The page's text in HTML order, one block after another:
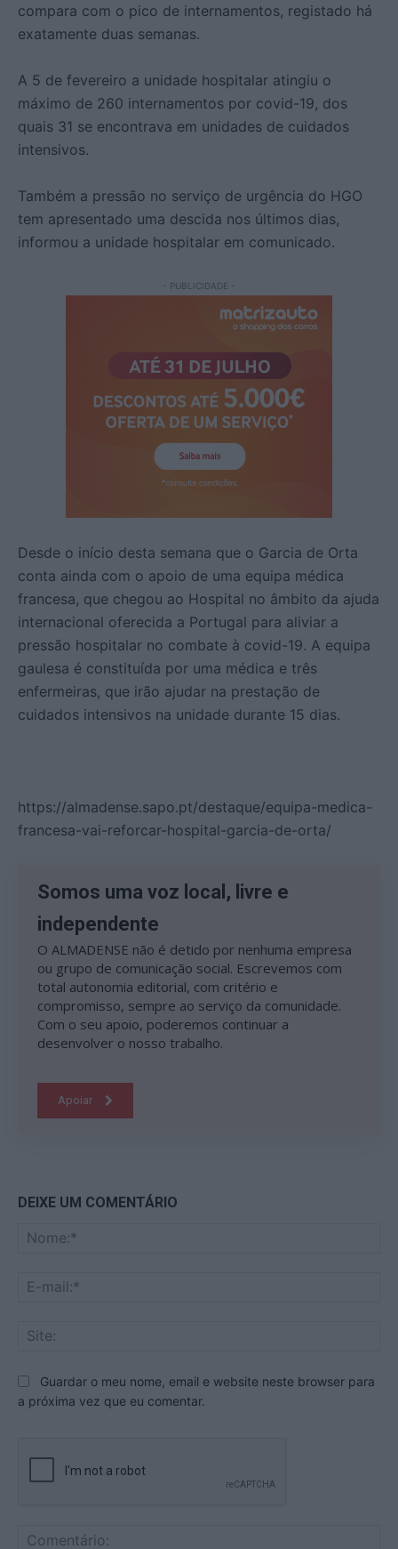
compara com o pico de internamentos, registado há
exatamente duas semanas.
A 5 de fevereiro a unidade hospitalar atingiu o
máximo de 260 internamentos por covid-19, dos
quais 31 se encontrava em unidades de cuidados
intensivos.
Também a pressão no serviço de urgência do HGO
tem apresentado uma descida nos últimos dias,
informou a unidade hospitalar em comunicado.
- PUBLICIDADE -
Desde o início desta semana que o Garcia de Orta
conta ainda com o apoio de uma equipa médica
francesa, que chegou ao Hospital no âmbito da ajuda
internacional oferecida a Portugal para aliviar a
pressão hospitalar no combate à covid-19. A equipa
gaulesa é constituída por uma médica e três
enfermeiras, que irão ajudar na prestação de
cuidados intensivos na unidade durante 15 dias.
https://almadense.sapo.pt/destaque/equipa-medica-
francesa-vai-reforcar-hospital-garcia-de-orta/
Somos uma voz local, livre e
independente
O ALMADENSE não é detido por nenhuma empresa
ou grupo de comunicação social. Escrevemos com
total autonomia editorial, com critério e
compromisso, sempre ao serviço da comunidade.
Com o seu apoio, poderemos continuar a
desenvolver o nosso trabalho.
Apoiar
DEIXE UM COMENTÁRIO
Guardar o meu nome, email e website neste browser para
a próxima vez que eu comentar.